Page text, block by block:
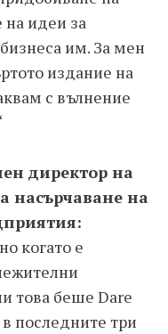
идеи за
им. За мен
издание на
с вълнение
директор на
насърчаване на
когато е
това беше Dare
последните три